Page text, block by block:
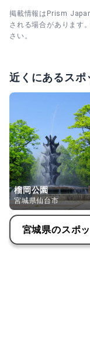
掲載情報はPrism
される場合があります
さい。
近くにあるスポ
榴岡公園
宮城県仙台市
宮城県のスポ